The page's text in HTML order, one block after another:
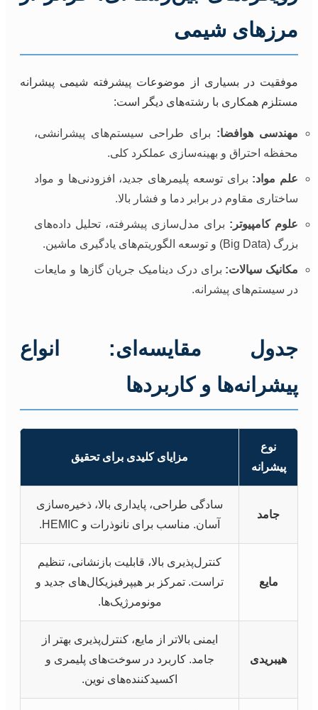
مرزهای شیمی
موفقیت در بسیاری از موضوعات پیشرفته شیمی پیشرانه
مستلزم همکاری با رشته‌های دیگر است:
مهندسی هوافضا: برای طراحی سیستم‌های پیشرانشی،
محفظه احتراق و بهینه‌سازی عملکرد کلی.
علم مواد: برای توسعه پلیمرهای جدید، افزودنی‌ها و مواد
ساختاری مقاوم در برابر دما و فشار بالا.
علوم کامپیوتر: برای مدل‌سازی پیشرفته، تحلیل داده‌های
بزرگ (Big Data) و توسعه الگوریتم‌های یادگیری ماشین.
مکانیک سیالات: برای درک دینامیک جریان گازها و مایعات
در سیستم‌های پیشرانه.
جدول مقایسه‌ای: انواع
پیشرانه‌ها و کاربردها
نوع
پیشرانه
مزایای کلیدی برای تحقیق
جامد
سادگی طراحی، پایداری بالا، ذخیره‌سازی
آسان. مناسب برای نانوذرات و HEMIC.
مایع
کنترل‌پذیری بالا، قابلیت بازنشانی، تنظیم
تراست. تمرکز بر هیپرفیزیکال‌های جدید و
مونومرژیک‌ها.
هیبریدی
ایمنی بالاتر از مایع، کنترل‌پذیری بهتر از
جامد. کاربرد در سوخت‌های پلیمری و
اکسیدکننده‌های نوین.